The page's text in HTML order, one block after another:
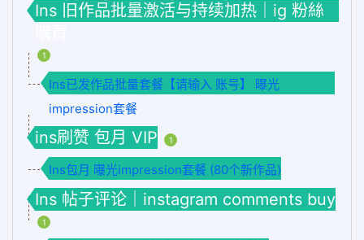
Ins 旧作品批量激活与持续加热｜ig 粉絲
1
Ins已发作品批量套餐【请输入 账号】 曝光
impression套餐
ins刷赞 包月 VIP 1
Ins包月 曝光impression套餐 (80个新作品)
Ins 帖子评论｜instagram comments buy
1